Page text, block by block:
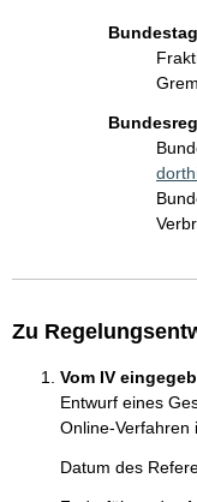
Bundestag
Zu
Vom IV
Entwurf eines
Online-Verfahren
Datum des